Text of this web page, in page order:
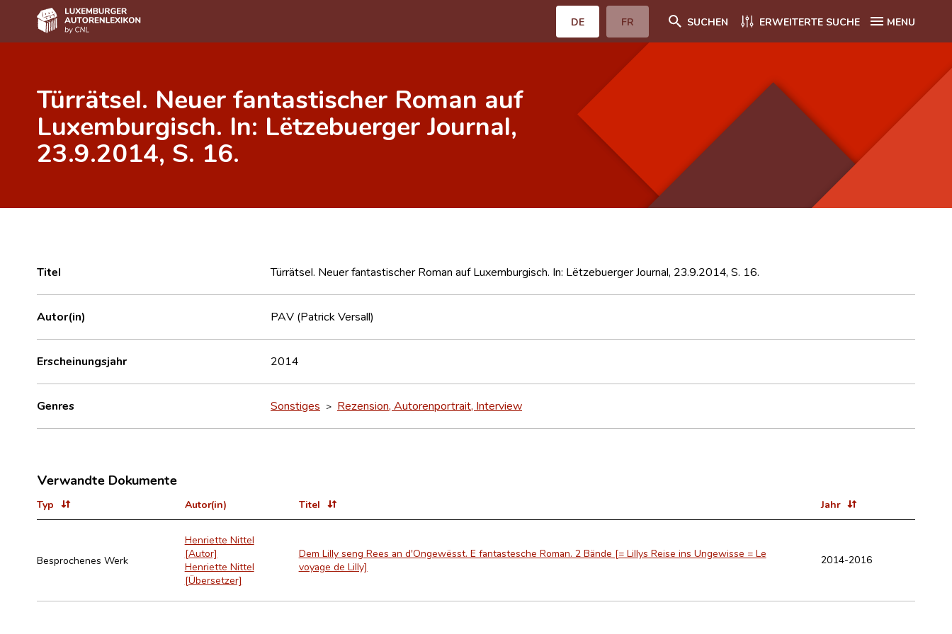
DE FR SUCHEN ERWEITERTE SUCHE MENU
Autor(inn)en A-Z
Erweiterte Suche
Häufige Fragen und Antworten
Forschungsgruppe
Türrätsel. Neuer fantastischer Roman auf
Luxemburgisch. In: Lëtzebuerger Journal,
23.9.2014, S. 16.
Titel Türrätsel. Neuer fantastischer Roman auf Luxemburgisch. In: Lëtzebuerger Journal, 23.9.2014, S. 16.
Autor(in) PAV (Patrick Versall)
Erscheinungsjahr 2014
Genres Sonstiges > Rezension, Autorenportrait, Interview
Verwandte Dokumente
Typ Autor(in) Titel Jahr
Besprochenes Werk
Henriette Nittel
[Autor]
Henriette Nittel
[Übersetzer]
Dem Lilly seng Rees an d'Ongewësst. E fantastesche Roman. 2 Bände [= Lillys Reise ins Ungewisse = Le
voyage de Lilly]
2014-2016